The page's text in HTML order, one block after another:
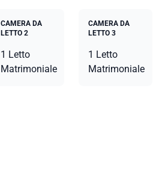
CAMERA DA
LETTO 2
1 Letto
Matrimoniale
CAMERA DA
LETTO 3
1 Letto
Matrimoniale